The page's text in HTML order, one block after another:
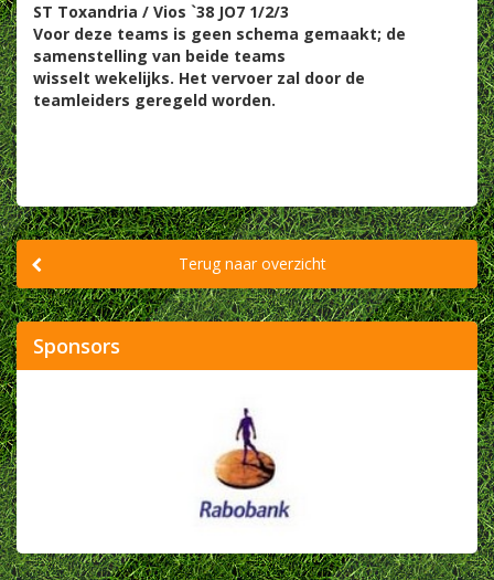
ST Toxandria / Vios `38 JO7 1/2/3
Voor deze teams is geen schema gemaakt; de
samenstelling van beide teams
wisselt wekelijks. Het vervoer zal door de
teamleiders geregeld worden.
Terug naar overzicht
Sponsors